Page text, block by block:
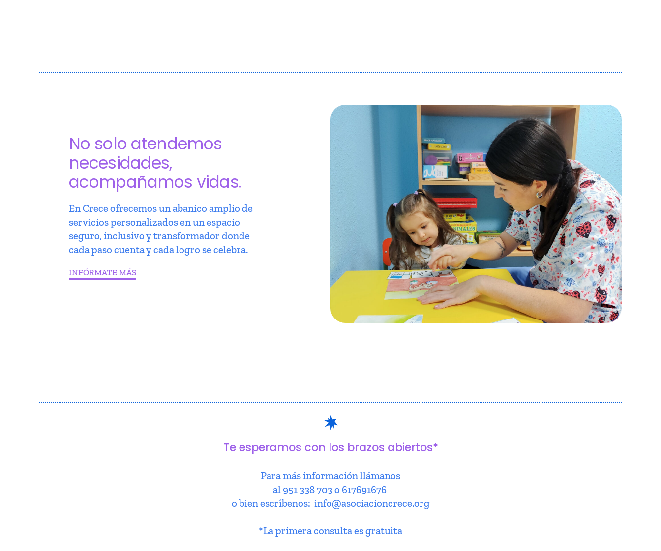
No solo atendemos
necesidades,
acompañamos vidas.
En Crece ofrecemos un abanico amplio de
servicios personalizados en un espacio
seguro, inclusivo y transformador donde
cada paso cuenta y cada logro se celebra.
INFÓRMATE MÁS
Te esperamos con los brazos abiertos*
Para más información llámanos
al 951 338 703 o 617691676
o bien escríbenos: info@asociacioncrece.org
*La primera consulta es gratuita